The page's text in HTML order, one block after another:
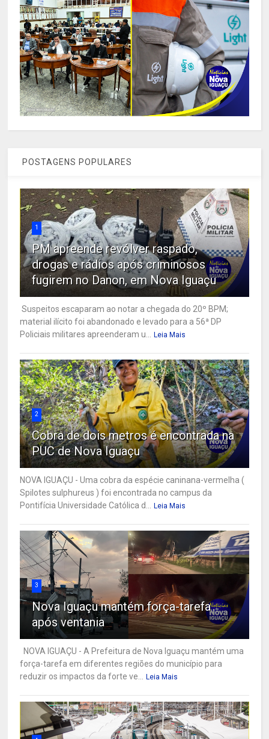
POSTAGENS POPULARES
1
PM apreende revólver raspado,
drogas e rádios após criminosos
fugirem no Danon, em Nova Iguaçu
Suspeitos escaparam ao notar a chegada do 20º BPM;
material ilícito foi abandonado e levado para a 56ª DP
Policiais militares apreenderam u...
Leia Mais
2
Cobra de dois metros é encontrada na
PUC de Nova Iguaçu
NOVA IGUAÇU - Uma cobra da espécie caninana-vermelha (
Spilotes sulphureus ) foi encontrada no campus da
Pontifícia Universidade Católica d...
Leia Mais
3
Nova Iguaçu mantém força-tarefa
após ventania
NOVA IGUAÇU - A Prefeitura de Nova Iguaçu mantém uma
força-tarefa em diferentes regiões do município para
reduzir os impactos da forte ve...
Leia Mais